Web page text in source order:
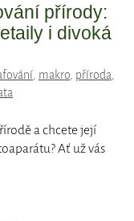
přírody:
i divoká
, makro, příroda,
a chcete její
Ať už vás